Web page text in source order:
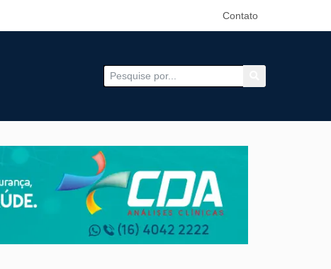
Contato